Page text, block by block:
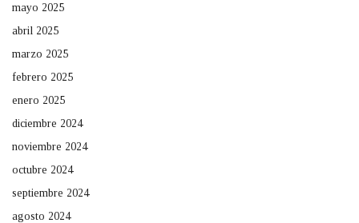
mayo 2025
abril 2025
marzo 2025
febrero 2025
enero 2025
diciembre 2024
noviembre 2024
octubre 2024
septiembre 2024
agosto 2024